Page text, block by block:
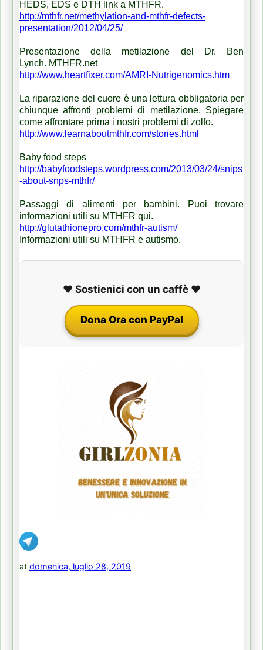
HEDS, EDS e DTH link a MTHFR.
http://mthfr.net/methylation-and-mthfr-defects-
presentation/2012/04/25/
Presentazione della metilazione del Dr. Ben
Lynch. MTHFR.net
http://www.heartfixer.com/AMRI-Nutrigenomics.htm
La riparazione del cuore è una lettura obbligatoria per
chiunque affronti problemi di metilazione. Spiegare
come affrontare prima i nostri problemi di zolfo.
http://www.learnaboutmthfr.com/stories.html
Baby food steps
http://babyfoodsteps.wordpress.com/2013/03/24/snips
-about-snps-mthfr/
Passaggi di alimenti per bambini.
Puoi trovare
informazioni utili su MTHFR qui.
http://glutathionepro.com/mthfr-autism/
Informazioni utili su MTHFR e autismo.
❤️ Sostienici con un caffè ❤️
Dona Ora con PayPal
at domenica, luglio 28, 2019